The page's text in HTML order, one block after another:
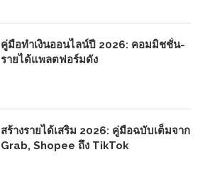
คู่มือทำเงินออนไลน์ปี 2026: คอมมิชชั่น-
รายได้แพลตฟอร์มดัง
สร้างรายได้เสริม 2026: คู่มือฉบับเต็มจาก
Grab, Shopee ถึง TikTok